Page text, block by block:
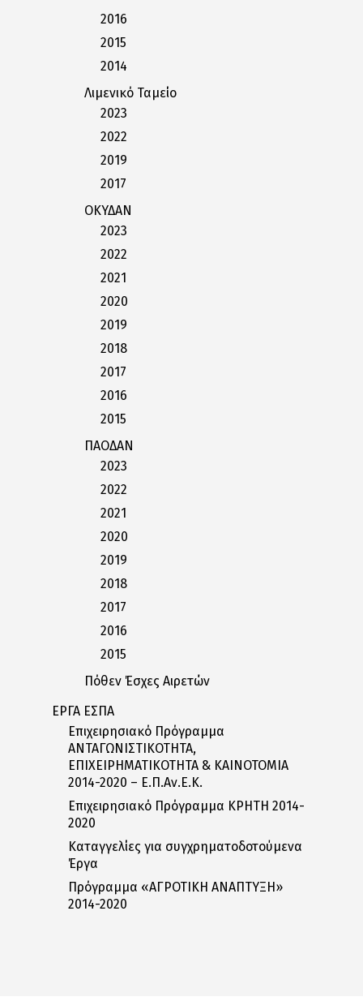
2016
2015
2014
Λιμενικό Ταμείο
2023
2022
2019
2017
ΟΚΥΔΑΝ
2023
2022
2021
2020
2019
2018
2017
2016
2015
ΠΑΟΔΑΝ
2023
2022
2021
2020
2019
2018
2017
2016
2015
Πόθεν Έσχες Αιρετών
ΕΡΓΑ ΕΣΠΑ
Επιχειρησιακό Πρόγραμμα
ΑΝΤΑΓΩΝΙΣΤΙΚΟΤΗΤΑ,
ΕΠΙΧΕΙΡΗΜΑΤΙΚΟΤΗΤΑ & ΚΑΙΝΟΤΟΜΙΑ
2014-2020 – Ε.Π.Αν.Ε.Κ.
Επιχειρησιακό Πρόγραμμα ΚΡΗΤΗ 2014-
2020
Καταγγελίες για συγχρηματοδοτούμενα
Έργα
Πρόγραμμα «ΑΓΡΟΤΙΚΗ ΑΝΑΠΤΥΞΗ»
2014-2020